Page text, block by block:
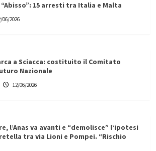
15 arresti tra Italia e Malta
06/2026
a Sciacca: costituito il Comitato
Nazionale
12/06/2026
l’Anas va avanti e “demolisce” l’ipotesi
tra via Lioni e Pompei. “Rischio